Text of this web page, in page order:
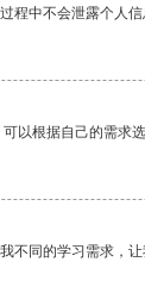
程中不会泄露个人信
以根据自己的需求
不同的学习需求，让